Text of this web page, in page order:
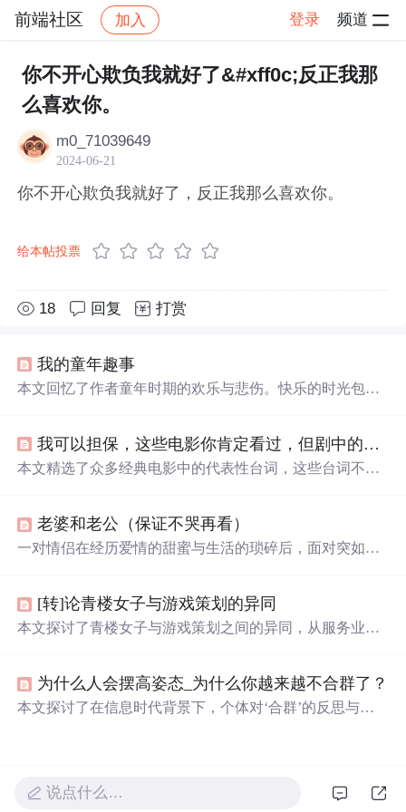
前端社区 加入 登录 频道
社区 前端社区 感慨 帖子详情
你不开心欺负我就好了&#xff0c;反正我那
么喜欢你。
m0_71039649
2024-06-21
你不开心欺负我就好了，反正我那么喜欢你。
给本帖投票
18 回复 打赏
我的童年趣事
本文回忆了作者童年时期的欢乐与悲伤。快乐的时光包括
记忆。
我可以担保，这些电影你肯定看过，但剧中的台词，你还记得不？
本文精选了众多经典电影中的代表性台词，这些台词不仅
事。老婆和老公（保证不哭再看）
一对情侣在经历爱情的甜蜜与生活的琐碎后，面对突如其
期，十年后彻底忘记彼此，期待来生再续前缘。
[转]论青楼女子与游戏策划的异同
本文探讨了青楼女子与游戏策划之间的异同，从服务业的
的挑战和追求的理想。
为什么人会摆高姿态_为什么你越来越不合群了？
本文探讨了在信息时代背景下，个体对‘合群’的反思与重
批判强制合群对心理健康的损害，并指出卓尔不群者更易
在技术驱动的知识经济中建立差异化优势。
说点什么…